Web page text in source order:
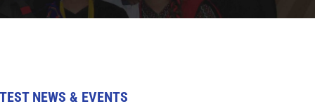
NEWS & EVENTS